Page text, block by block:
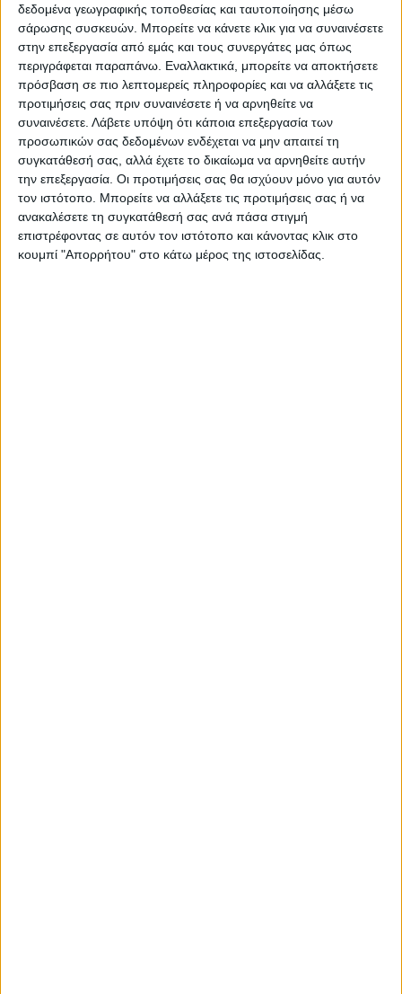
δεδομένα γεωγραφικής τοποθεσίας και ταυτοποίησης μέσω
σάρωσης συσκευών. Μπορείτε να κάνετε κλικ για να συναινέσετε
στην επεξεργασία από εμάς και τους συνεργάτες μας όπως
περιγράφεται παραπάνω. Εναλλακτικά, μπορείτε να αποκτήσετε
πρόσβαση σε πιο λεπτομερείς πληροφορίες και να αλλάξετε τις
προτιμήσεις σας πριν συναινέσετε ή να αρνηθείτε να
συναινέσετε. Λάβετε υπόψη ότι κάποια επεξεργασία των
προσωπικών σας δεδομένων ενδέχεται να μην απαιτεί τη
συγκατάθεσή σας, αλλά έχετε το δικαίωμα να αρνηθείτε αυτήν
την επεξεργασία. Οι προτιμήσεις σας θα ισχύουν μόνο για αυτόν
τον ιστότοπο. Μπορείτε να αλλάξετε τις προτιμήσεις σας ή να
ανακαλέσετε τη συγκατάθεσή σας ανά πάσα στιγμή
επιστρέφοντας σε αυτόν τον ιστότοπο και κάνοντας κλικ στο
κουμπί "Απορρήτου" στο κάτω μέρος της ιστοσελίδας.
ΝΕΟΣ ΑΓΩΝ
https://neosagon.gr
Η Αρχαιότερη Καθημερινή Πρωινή Εφημερίδα της Καρδίτσας
ΠΑΡΟΜΟΙΑ ΑΡΘΡΑ